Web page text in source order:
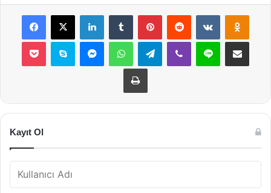
Facebook
X LinkedInTumblr PinterestReddit VKontakte
Pocket Skype MessengerWhatsAppTelegramViber Line E-Posta ile
Yazdır
Kayıt Ol